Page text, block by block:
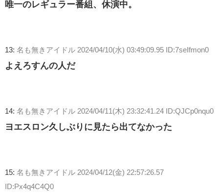
唯一のレギュラー番組、休演中。
13: 名も無きアイドル 2024/04/10(水) 03:49:09.95 ID:7seIfmon0
よえろすんの人だ
14: 名も無きアイドル 2024/04/11(木) 23:32:41.24 ID:QJCp0nqu0
ヨエスロン久しぶりに見たら出てなかった
15: 名も無きアイドル 2024/04/12(金) 22:57:26.57
ID:Px4q4C4Q0